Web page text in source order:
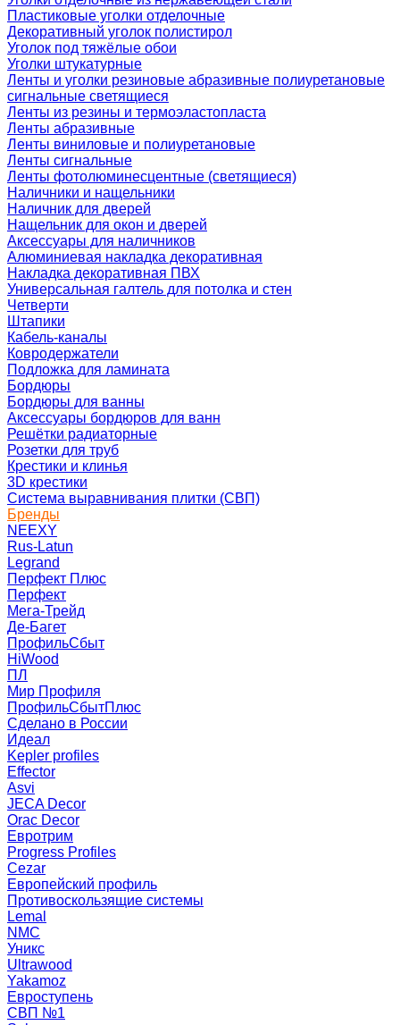
Пластиковые уголки отделочные
Декоративный уголок полистирол
Уголок под тяжёлые обои
Уголки штукатурные
Ленты и уголки резиновые абразивные полиуретановые
сигнальные светящиеся
Ленты из резины и термоэластопласта
Ленты абразивные
Ленты виниловые и полиуретановые
Ленты сигнальные
Ленты фотолюминесцентные (светящиеся)
Наличники и нащельники
Наличник для дверей
Нащельник для окон и дверей
Аксессуары для наличников
Алюминиевая накладка декоративная
Накладка декоративная ПВХ
Универсальная галтель для потолка и стен
Четверти
Штапики
Кабель-каналы
Ковродержатели
Подложка для ламината
Бордюры
Бордюры для ванны
Аксессуары бордюров для ванн
Решётки радиаторные
Розетки для труб
Крестики и клинья
3D крестики
Система выравнивания плитки (СВП)
Бренды
NEEXY
Rus-Latun
Legrand
Перфект Плюс
Перфект
Мега-Трейд
Де-Багет
ПрофильСбыт
HiWood
ПЛ
Мир Профиля
ПрофильСбытПлюс
Сделано в России
Идеал
Kepler profiles
Effector
Asvi
JECA Decor
Orac Decor
Евротрим
Progress Profiles
Cezar
Европейский профиль
Противоскользящие системы
Lemal
NMC
Уникс
Ultrawood
Yakamoz
Евроступень
СВП №1